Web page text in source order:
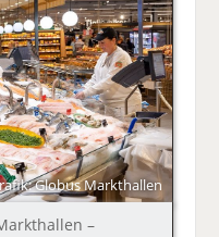
Globus Markthallen
–